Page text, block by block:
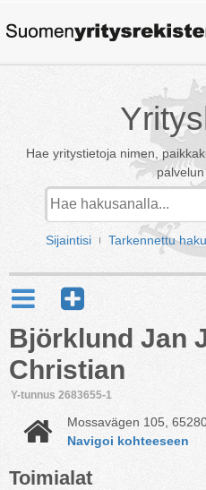
Yritys
Hae yritystietoja nimen,
Sijaintisi Tarkennettu haku
Björklund Jan
Christian
Y-tunnus 2683655-1
Mossavägen 105,
Navigoi kohteeseen
Toimialat